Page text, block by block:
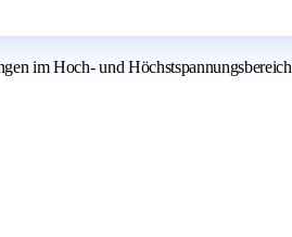
im Hoch- und